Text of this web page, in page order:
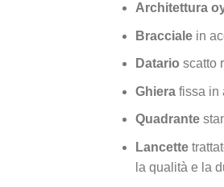
Architettura
Braccialein
Datario scatto
Ghierafissa in
Quadrante
Lancette
la qualità e la